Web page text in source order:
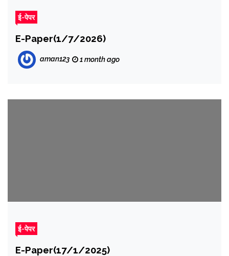
ई-पेपर
E-Paper(1/7/2026)
aman123 1 month ago
ई-पेपर
E-Paper(17/1/2025)